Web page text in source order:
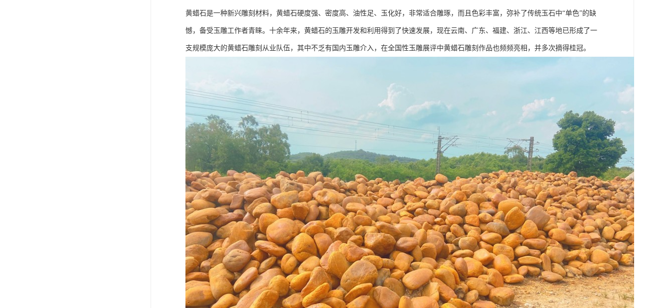
黄蜡石是一种新兴雕刻材料，黄蜡石硬度强、密度高、油性足、玉化好，非常适合雕琢，而且色彩丰富，弥补了传统玉石中“单色”的缺
憾，备受玉雕工作者青睐。十余年来，黄蜡石的玉雕开发和利用得到了快速发展，现在云南、广东、福建、浙江、江西等地已形成了一
支规模庞大的黄蜡石雕刻从业队伍，其中不乏有国内玉雕介入，在全国性玉雕展评中黄蜡石雕刻作品也频频亮相，并多次摘得桂冠。